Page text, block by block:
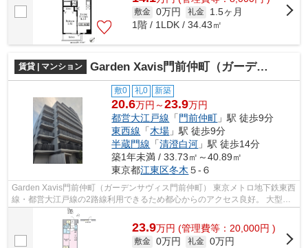
敷金 0万円 礼金
1.5ヶ月
1階 / 1LDK / 34.43㎡
賃貸 | マンション Garden Xavis門前仲町（ガーデンサヴィス門前仲町）
敷0 礼0 新築
20.6万円～23.9万円
都営大江戸線 「門前仲町 」駅 徒歩9分
東西線 「木場 」駅 徒歩9分
半蔵門線 「清澄白河 」駅 徒歩14分
築1年未満 / 33.73㎡～40.89㎡
東京都江東区冬木 ５-６
Garden Xavis門前仲町（ガーデンサヴィス門前仲町） 東京メトロ地下鉄東西
線・都営大江戸線の2路線利用できるため都心からのアクセス良好。 大型マ
ンションが建ち並んでいますが、大...
23.9万円 (管理費等：20,000円 )
敷金 0万円 礼金 0万円